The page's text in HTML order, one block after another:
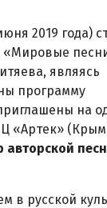
2019 года)
«Мировые
являясь
программу
на
«Артек»
в русской